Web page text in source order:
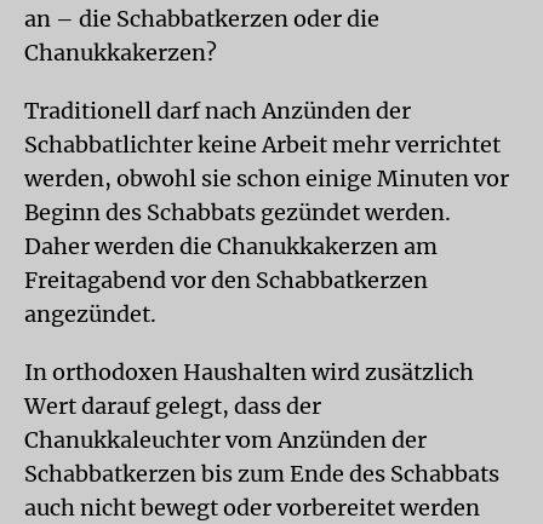
an – die Schabbatkerzen oder die
Chanukkakerzen?
Traditionell darf nach Anzünden der
Schabbatlichter keine Arbeit mehr verrichtet
werden, obwohl sie schon einige Minuten vor
Beginn des Schabbats gezündet werden.
Daher werden die Chanukkakerzen am
Freitagabend vor den Schabbatkerzen
angezündet.
In orthodoxen Haushalten wird zusätzlich
Wert darauf gelegt, dass der
Chanukkaleuchter vom Anzünden der
Schabbatkerzen bis zum Ende des Schabbats
auch nicht bewegt oder vorbereitet werden